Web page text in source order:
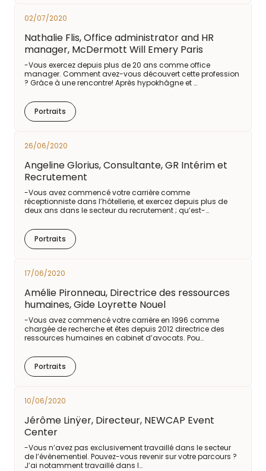
02/07/2020
Nathalie Flis, Office administrator and HR
manager, McDermott Will Emery Paris
-Vous exercez depuis plus de 20 ans comme office
manager. Comment avez-vous découvert cette profession
? Grâce à une rencontre! Après hypokhâgne et …
Portraits
26/06/2020
Angeline Glorius, Consultante, GR Intérim et
Recrutement
-Vous avez commencé votre carrière comme
réceptionniste dans l’hôtellerie, et exercez depuis plus de
deux ans dans le secteur du recrutement ; qu’est-…
Portraits
17/06/2020
Amélie Pironneau, Directrice des ressources
humaines, Gide Loyrette Nouel
-Vous avez commencé votre carrière en 1996 comme
chargée de recherche et êtes depuis 2012 directrice des
ressources humaines en cabinet d’avocats. Pou…
Portraits
10/06/2020
Jérôme Linÿer, Directeur, NEWCAP Event
Center
-Vous n’avez pas exclusivement travaillé dans le secteur
de l’évènementiel. Pouvez-vous revenir sur votre parcours ?
J’ai notamment travaillé dans l…